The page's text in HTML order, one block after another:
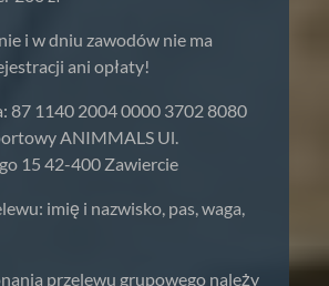
i w dniu zawodów nie ma
ani opłaty!
87 1140 2004 0000 3702 8080
ANIMMALS Ul.
15 42-400 Zawiercie
imię i nazwisko, pas, waga,
przelewu grupowego należy